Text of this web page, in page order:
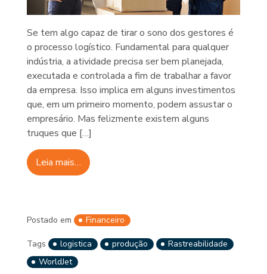
Se tem algo capaz de tirar o sono dos gestores é
o processo logístico. Fundamental para qualquer
indústria, a atividade precisa ser bem planejada,
executada e controlada a fim de trabalhar a favor
da empresa. Isso implica em alguns investimentos
que, em um primeiro momento, podem assustar o
empresário. Mas felizmente existem alguns
truques que […]
Leia mais…
Postado em Financeiro
Tags logistica produção
Rastreabilidade
WorldJet